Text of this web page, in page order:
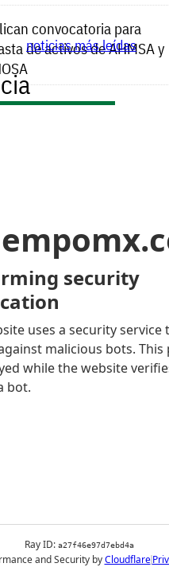
convocatoria para
de activos de AHMSA y
noticias más leídas